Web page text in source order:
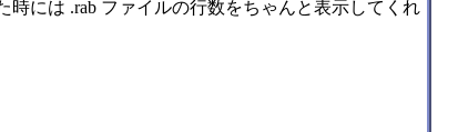
には .rab ファイルの行数をちゃんと表示してくれ